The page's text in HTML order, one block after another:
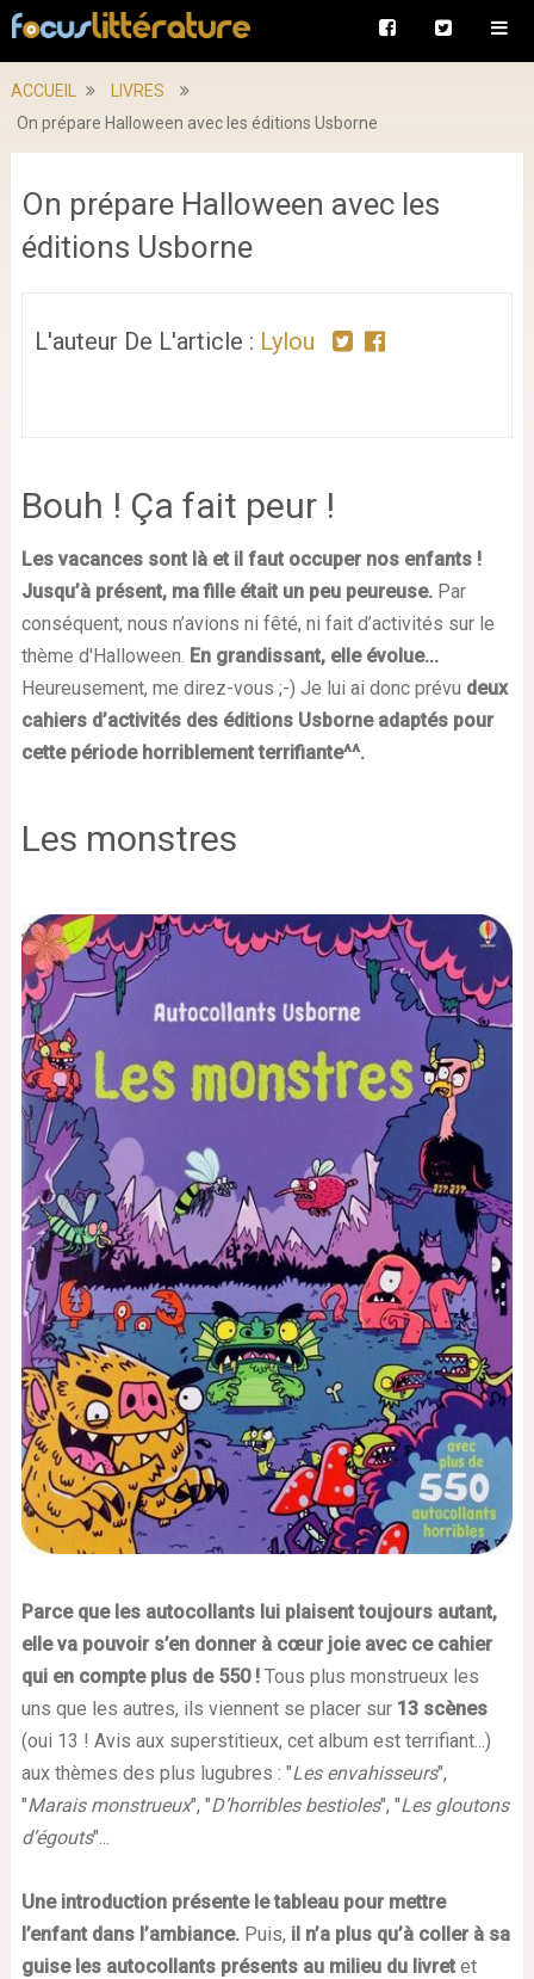
ACCUEIL
LIVRES
On prépare Halloween avec les éditions Usborne
On prépare Halloween avec les
éditions Usborne
L'auteur De L'article : Lylou
Bouh ! Ça fait peur !
Les vacances sont là et il faut occuper nos enfants !
Jusqu’à présent, ma fille était un peu peureuse. Par
conséquent, nous n’avions ni fêté, ni fait d’activités sur le
thème d'Halloween. En grandissant, elle évolue...
Heureusement, me direz-vous ;-) Je lui ai donc prévu deux
cahiers d’activités des éditions Usborne adaptés pour
cette période horriblement terrifiante^^.
Les monstres
Parce que les autocollants lui plaisent toujours autant,
elle va pouvoir s’en donner à cœur joie avec ce cahier
qui en compte plus de 550 ! Tous plus monstrueux les
uns que les autres, ils viennent se placer sur 13 scènes
(oui 13 ! Avis aux superstitieux, cet album est terrifiant...)
aux thèmes des plus lugubres : "Les envahisseurs",
"Marais monstrueux", "D’horribles bestioles", "Les gloutons
d’égouts"...
Une introduction présente le tableau pour mettre
l’enfant dans l’ambiance.Puis, il n’a plus qu’à coller à sa
guise les autocollants présents au milieu du livret et